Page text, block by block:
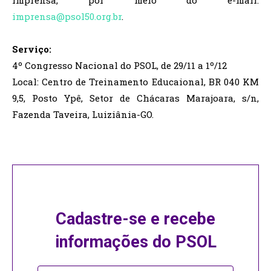
imprensa@psol50.org.br.
Serviço:
4º Congresso Nacional do PSOL, de 29/11 a 1º/12
Local: Centro de Treinamento Educaional, BR 040 KM
9,5, Posto Ypê, Setor de Chácaras Marajoara, s/n,
Fazenda Taveira, Luiziânia-GO.
Cadastre-se e recebe
informações do PSOL